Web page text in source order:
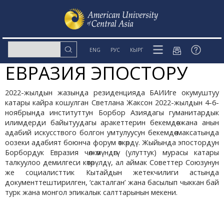
ENG РУС КЫРГ
ЕВРАЗИЯ ЭПОСТОРУ
2022-жылдын жазында резиденцияда БАИИге окумуштуу
катары кайра кошулган Светлана Жаксон 2022-жылдын 4-6-
ноябрында институттун Борбор Азиядагы гуманитардык
илимдерди байытуудагы аракеттерин бекемдөө жана анын
адабий искусствого болгон умтулуусун бекемдөө максатында
оозеки адабият боюнча форум өткөрдү. Жыйында эпостордун
Борбордук Евразия чөлкөмүндөгү (улуттук) мурасы катары
талкуулоо демилгеси көтөрүлдү, ал аймак Советтер Союзунун
же социалисттик Кытайдын жетекчилиги астында
документтештирилген, ‘сакталган’ жана басылып чыккан бай
турк жана монгол эпикалык салттарынын мекени.